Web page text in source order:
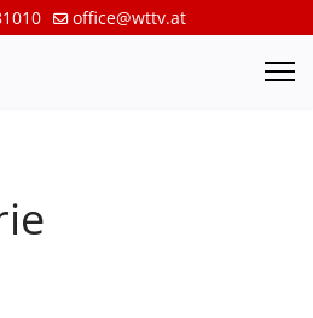
office@wttv.at